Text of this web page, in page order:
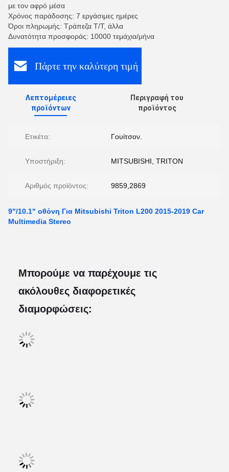
με τον αφρό μέσα
Χρόνος παράδοσης: 7 εργάσιμες ημέρες
Όροι πληρωμής: Τράπεζα T/T, άλλα
Δυνατότητα προσφοράς: 10000 τεμάχια/μήνα
Πάρτε την καλύτερη τιμή
Λεπτομέρειες
προϊόντων
Περιγραφή του
προϊόντος
Ετικέτα: Γουίτσον.
Υποστήριξη: MITSUBISHI, TRITON
Αριθμός προϊόντος: 9859,2869
9"/10.1" οθόνη Για Mitsubishi Triton L200 2015-2019 Car
Multimedia Stereo
Μπορούμε να παρέχουμε τις
ακόλουθες διαφορετικές
διαμορφώσεις: